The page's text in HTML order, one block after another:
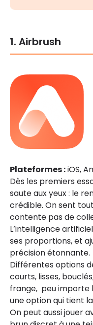
1. Airbrush
Plateformes :iOS,
Dès les premiers
saute aux yeux : le
crédible. On sent
contente pas de
L’intelligence
ses proportions, et
précision étonnante.
Différentes options
courts, lisses,
frange, peu importe
une option qui tient
On peut aussi jouer